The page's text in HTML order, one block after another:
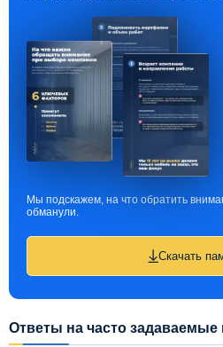
Мы подскажем, на что обратить
обманули.
Скачать
Ответы на часто